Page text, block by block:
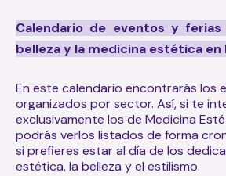
Calendario de eventos y
belleza y la medicina estética en
En este calendario encontrarás los
organizados por sector. Así, si te
exclusivamente los de Medicina
podrás verlos listados de forma
si prefieres estar al día de los
estética, la belleza y el estilismo.